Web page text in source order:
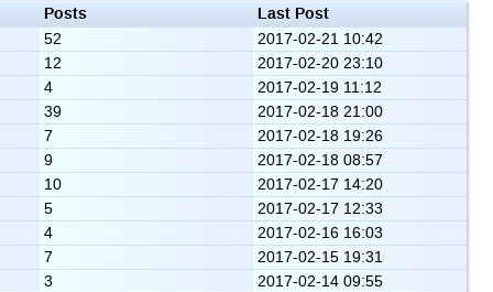
Posts Last Post
52
2017-02-21 10:42
12
2017-02-20 23:10
4
2017-02-19 11:12
39
2017-02-18 21:00
7
2017-02-18 19:26
9
2017-02-18 08:57
10
2017-02-17 14:20
5
2017-02-17 12:33
4
2017-02-16 16:03
7
2017-02-15 19:31
3
2017-02-14 09:55